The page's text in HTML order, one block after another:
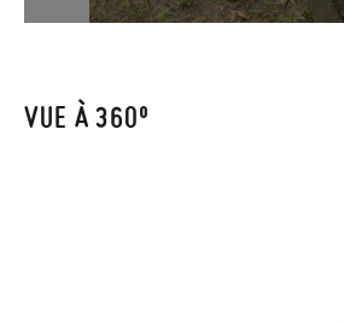
votre numéro de commande ainsi que
VUE À 360º